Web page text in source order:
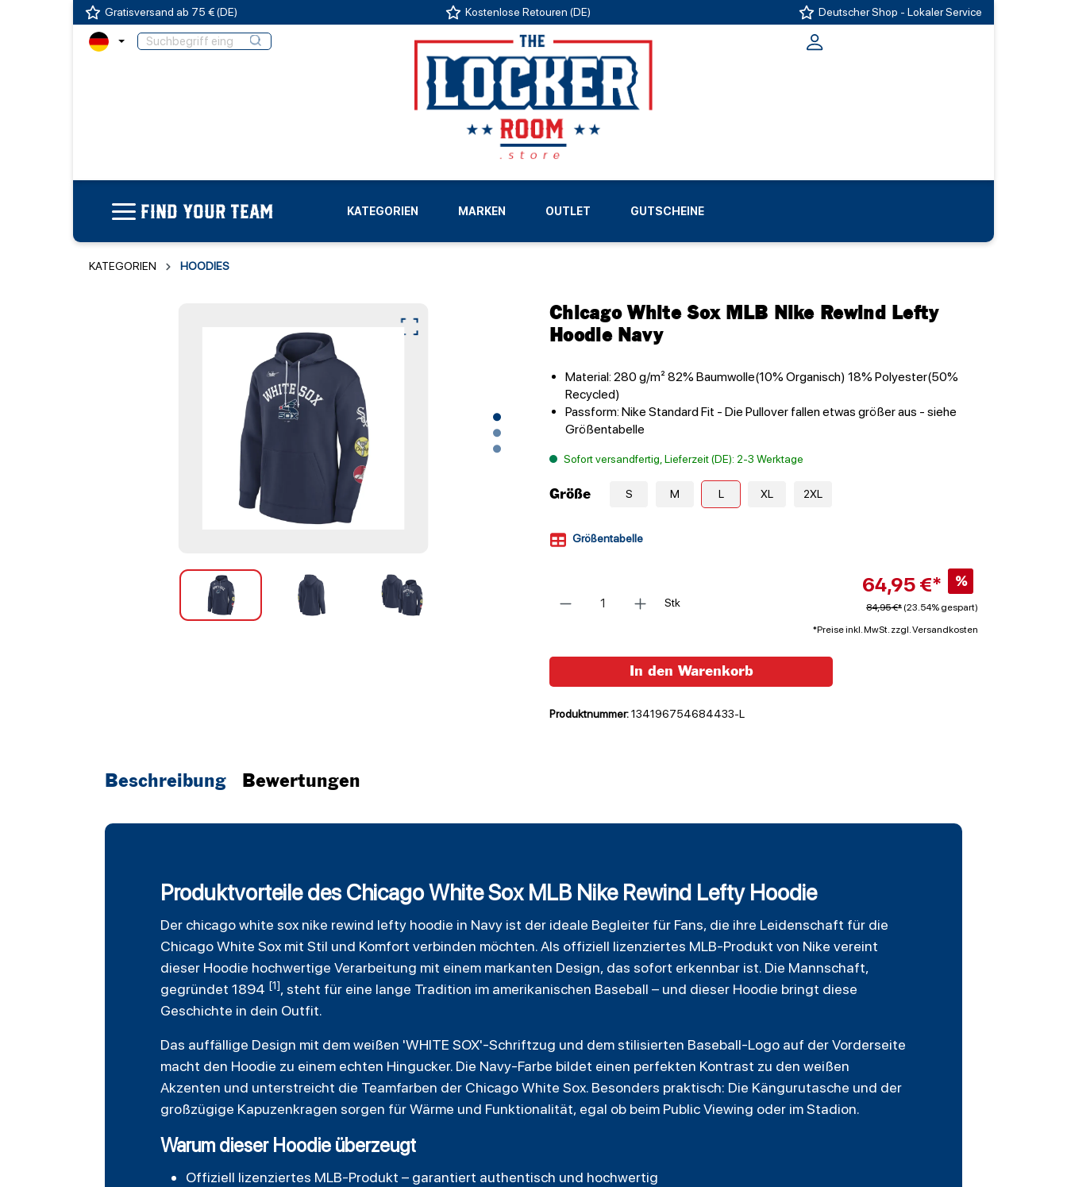
Gratisversand ab 75 € (DE) Kostenlose Retouren (DE) Deutscher Shop - Lokaler Service
FIND YOUR TEAM KATEGORIEN MARKEN
LIGEN
OUTLET GUTSCHEINE
KATEGORIEN HOODIES
Chicago White Sox MLB Nike Rewind Lefty
Hoodie Navy
Material: 280 g/m² 82% Baumwolle(10% Organisch) 18% Polyester(50%
Recycled)
Passform: Nike Standard Fit - Die Pullover fallen etwas größer aus - siehe
Größentabelle
Sofort versandfertig, Lieferzeit (DE): 2-3 Werktage
Größe S M L XL 2XL
Größentabelle
Stk
64,95 €* %
84,95 €* (23.54% gespart)
*Preise inkl. MwSt. zzgl. Versandkosten
In den Warenkorb
Produktnummer:134196754684433-L
Beschreibung Bewertungen
Produktvorteile des Chicago White Sox MLB Nike Rewind Lefty Hoodie
Der chicago white sox nike rewind lefty hoodie in Navy ist der ideale Begleiter für Fans, die ihre Leidenschaft für die
Chicago White Sox mit Stil und Komfort verbinden möchten. Als offiziell lizenziertes MLB-Produkt von Nike vereint
dieser Hoodie hochwertige Verarbeitung mit einem markanten Design, das sofort erkennbar ist. Die Mannschaft,
gegründet 1894 [1], steht für eine lange Tradition im amerikanischen Baseball – und dieser Hoodie bringt diese
Geschichte in dein Outfit.
Das auffällige Design mit dem weißen 'WHITE SOX'-Schriftzug und dem stilisierten Baseball-Logo auf der Vorderseite
macht den Hoodie zu einem echten Hingucker. Die Navy-Farbe bildet einen perfekten Kontrast zu den weißen
Akzenten und unterstreicht die Teamfarben der Chicago White Sox. Besonders praktisch: Die Kängurutasche und der
großzügige Kapuzenkragen sorgen für Wärme und Funktionalität, egal ob beim Public Viewing oder im Stadion.
Warum dieser Hoodie überzeugt
Offiziell lizenziertes MLB-Produkt – garantiert authentisch und hochwertig